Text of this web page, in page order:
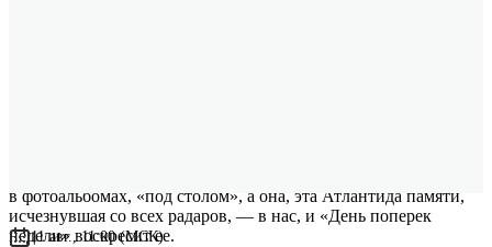
в фотоальбомах, «под столом», а она, эта Атлантида памяти,
исчезнувшая со всех радаров, — в нас, и «День поперек
недели» воскресит ее.
11 авг., 11:00 (МСК)